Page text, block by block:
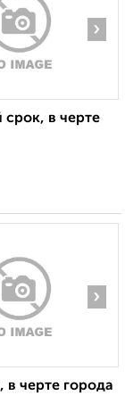
›
в черте
›
черте города